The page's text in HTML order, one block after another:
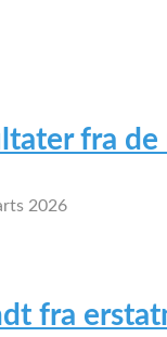
fra
2026
fra